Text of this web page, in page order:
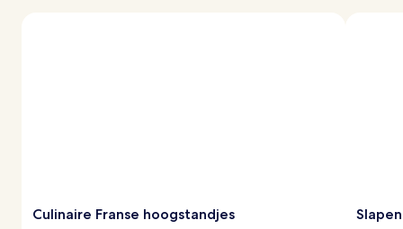
Culinaire Franse hoogstandjes